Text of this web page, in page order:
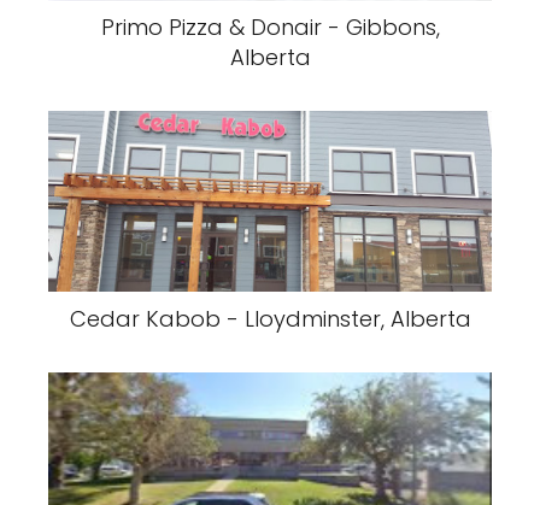
Primo Pizza & Donair - Gibbons,
Alberta
Cedar Kabob - Lloydminster, Alberta